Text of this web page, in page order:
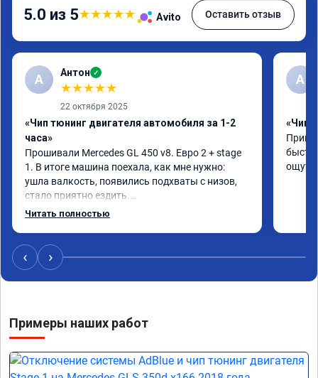
5.0 из 5★★★★★ Avito Оставить отзыв
А Антон ✓
★★★★★
22 октября 2025
«Чип тюнинг двигателя автомобиля за 1-2
часа»
Прошивали Mercedes GL 450 v8. Евро 2 + stage
1. В итоге машина поехала, как мне нужно:
ушла валкость, появились подхваты с низов,
стало приятно ездить.
Одни из лучших трат, в авто! 🔥
Читать полностью
A
«Чип
‹ ›
Примеры наших работ